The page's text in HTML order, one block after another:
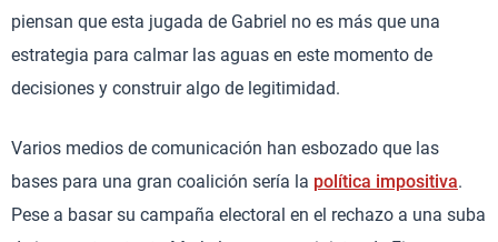
piensan que esta jugada de Gabriel no es más que una
estrategia para calmar las aguas en este momento de
decisiones y construir algo de legitimidad.
Varios medios de comunicación han esbozado que las
bases para una gran coalición sería la política impositiva.
Pese a basar su campaña electoral en el rechazo a una suba